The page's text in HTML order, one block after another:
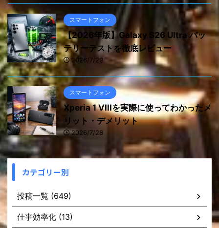
スマートフォン
【2026年版】Galaxy S26 Ultra バッ
テリーテストを徹底レビュー
2026/7/29
スマートフォン
Xperia 1 VIIIを実際に使ってわかったメ
リット・デメリット
2026/7/28
カテゴリー別
投稿一覧 (649)
仕事効率化 (13)